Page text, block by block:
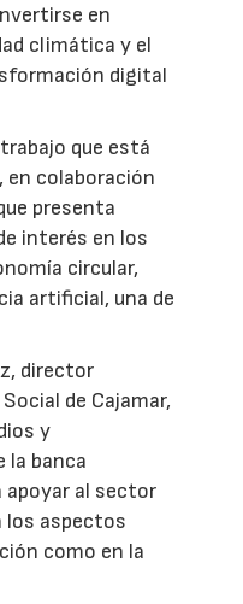
en
climática y el
digital
que está
en colaboración
presenta
interés en los
circular,
artificial, una de
director
de Cajamar,
y
la banca
apoyar al sector
aspectos
como en la